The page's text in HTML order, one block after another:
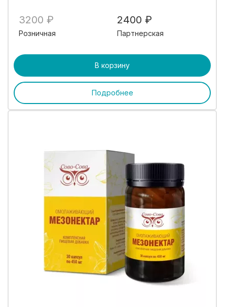
3200 ₽
Розничная
2400 ₽
Партнерская
В корзину
Подробнее